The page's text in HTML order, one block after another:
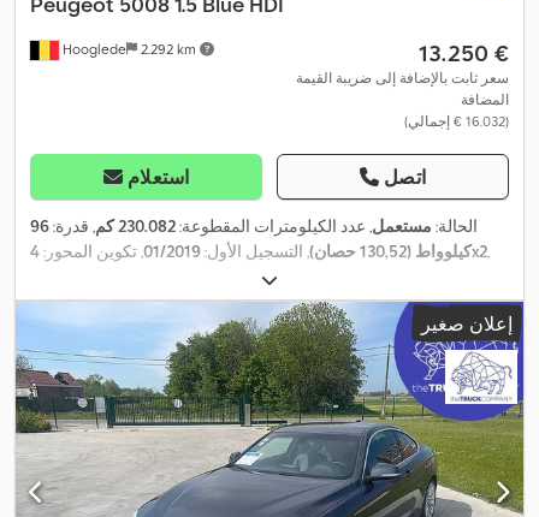
Hooglede 2.292 km ‏13.250 €
سعر ثابت بالإضافة إلى ضريبة القيمة
المضافة
(‏16.032 € إجمالي)
استعلام اتصل
الحالة: مستعمل, عدد الكيلومترات المقطوعة:230.082 كم , قدرة:96
كيلوواط (130,52 حصان)
, التسجيل الأول:01/2019, تكوين المحور: 4x2,
, فئة الانبعاثات:
معدات:تنظيم النوافذ الكهربائي, قفل مركزي, مثبت السرعة, مرآة
كهربائية, نظام الفرامل المانعة للانغلاق (ABS), إعلان صغير